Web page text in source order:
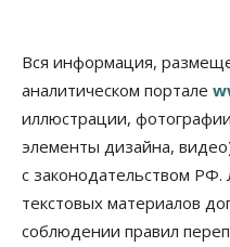
Вся информация,
аналитическом портале
иллюстрации,
элементы дизайна,
с законодательством
текстовых материалов
соблюдении правил